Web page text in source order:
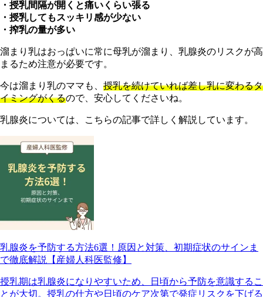
・授乳間隔が開くと痛いくらい張る
・授乳してもスッキリ感が少ない
・搾乳の量が多い
溜まり乳はおっぱいに常に母乳が溜まり、乳腺炎のリスクが高
まるため注意が必要です。
今は溜まり乳のママも、 授乳を続けていれば差し乳に変わるタ
イミングがくるので、安心してくださいね。
乳腺炎については、こちらの記事で詳しく解説しています。
乳腺炎を予防する方法6選！原因と対策、初期症状のサインま
で徹底解説【産婦人科医監修】
授乳期は乳腺炎になりやすいため、日頃から予防を意識するこ
とが大切。授乳の仕方や日頃のケア次第で発症リスクを下げる